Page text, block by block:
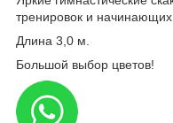
тренировок и начинающих
Длина 3,0 м.
Большой выбор цветов!